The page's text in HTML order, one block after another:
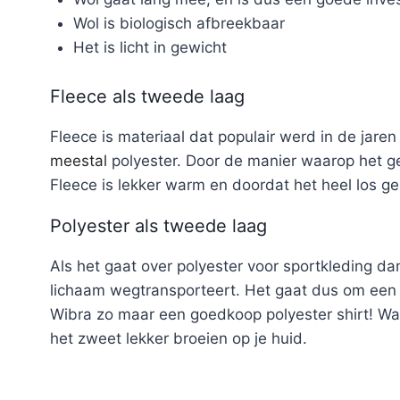
Wol is biologisch afbreekbaar
Het is licht in gewicht
Fleece als tweede laag
Fleece is materiaal dat populair werd in de
meestal polyester. Door de manier waarop het
Fleece is lekker warm en doordat het heel los
Polyester als tweede laag
Als het gaat over polyester voor sportkleding
lichaam wegtransporteert. Het gaat dus om
Wibra zo maar een goedkoop polyester shirt!
het zweet lekker broeien op je huid.